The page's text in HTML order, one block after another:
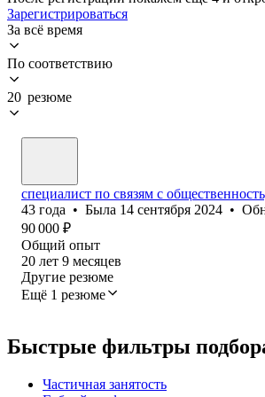
Зарегистрироваться
За всё время
По соответствию
20 резюме
специалист по связям с
43 года • Была 14 сентября 2024 •
90 000 ₽
Общий опыт
20 лет 9 месяцев
Другие резюме
Ещё 1 резюме
Быстрые фильтры
Частичная занятость